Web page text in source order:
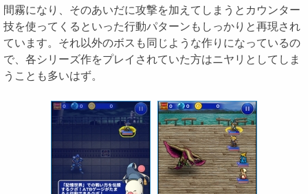
間霧になり、そのあいだに攻撃を加えてしまうとカウンター
技を使ってくるといった行動パターンもしっかりと再現され
ています。それ以外のボスも同じような作りになっているの
で、各シリーズ作をプレイされていた方はニヤリとしてしま
うことも多いはず。